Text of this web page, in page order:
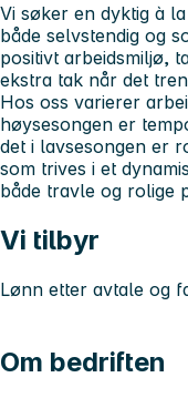
Vi søker en dyktig à
både selvstendig og
positivt arbeidsmiljø,
ekstra tak når det
Hos oss varierer
høysesongen er
det i lavsesongen er
som trives i et
både travle og rolige
Vi tilbyr
Lønn etter avtale og
Om bedriften